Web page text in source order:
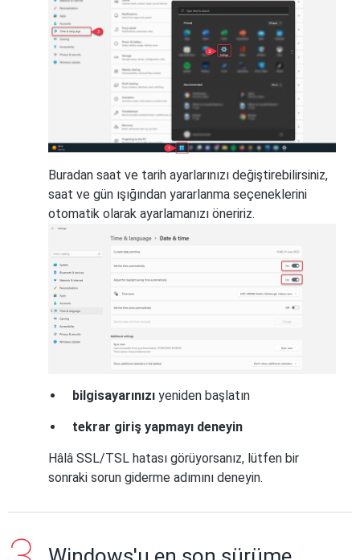
Buradan saat ve tarih ayarlarınızı değiştirebilirsiniz,
saat ve gün ışığından yararlanma seçeneklerini
otomatik olarak ayarlamanızı öneririz.
bilgisayarınızı yeniden başlatın
tekrar giriş yapmayı deneyin
Hâlâ SSL/TSL hatası görüyorsanız, lütfen bir
sonraki sorun giderme adımını deneyin.